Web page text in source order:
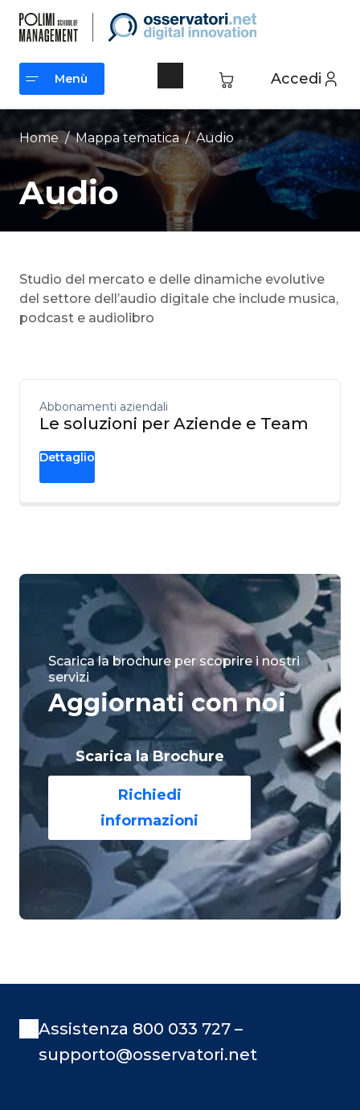
contenuto
Accedi
Menù
Menù
Home / Mappa tematica /Audio
Audio
Studio del mercato e delle dinamiche evolutive
del settore dell’audio digitale che include musica,
podcast e audiolibro
Abbonamenti aziendali
Le soluzioni per Aziende e Team
Dettaglio
Scarica la brochure per scoprire i nostri
servizi
Aggiornati con noi
Scarica la Brochure
Richiedi
informazioni
Assistenza 800 033 727 –
supporto@osservatori.net